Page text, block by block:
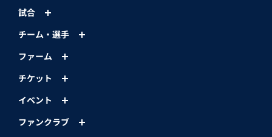
試合
チーム・選手
ファーム
チケット
イベント
ファンクラブ